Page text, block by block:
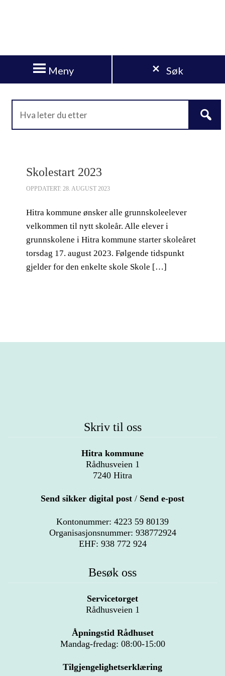
Meny Søk
Skolestart 2023
OPPDATERT: 28. AUGUST 2023
Hitra kommune ønsker alle grunnskoleelever
velkommen til nytt skoleår. Alle elever i
grunnskolene i Hitra kommune starter skoleåret
torsdag 17. august 2023. Følgende tidspunkt
gjelder for den enkelte skole Skole […]
Skriv til oss
Hitra kommune
Rådhusveien 1
7240 Hitra
Send sikker digital post / Send e-post
Kontonummer: 4223 59 80139
Organisasjonsnummer: 938772924
EHF: 938 772 924
Besøk oss
Servicetorget
Rådhusveien 1
Åpningstid Rådhuset
Mandag-fredag: 08:00-15:00
Tilgjengelighetserklæring